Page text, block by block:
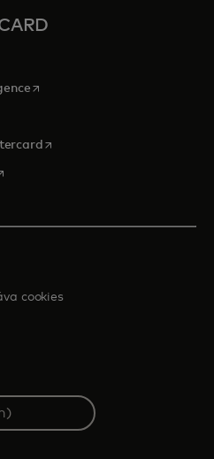
tab
opens in a new tab
in a new tab
opens in a new tab
in a new tab
cookies